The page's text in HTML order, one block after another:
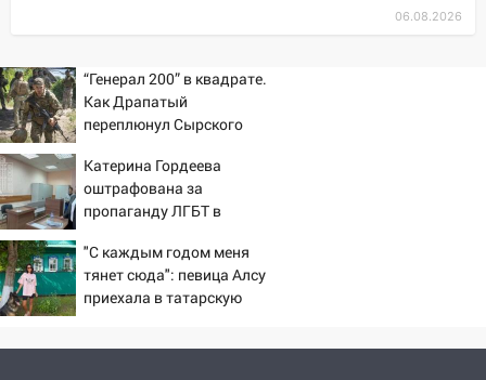
Жара возвращается: ожидается
06:00
Под Ульяновском при развороте
пострадал 38-летний водитель
иномарки
05:00
«Каждая пятая женщина и каждый
второй мужчина в мире сталкиваются с
алопецией»: врач рассказал, чем может
быть вызвано облысение и как с этим
справиться
03:30
Гороскоп на 7 августа: пятница
отличные шансы исправить старые
06.08.2026
“Генерал 200” в квадрате.
Как Драпатый
переплюнул Сырского
Катерина Гордеева
оштрафована за
пропаганду ЛГБТ в
Вести.ru
"С каждым годом меня
тянет сюда": певица Алсу
приехала в татарскую